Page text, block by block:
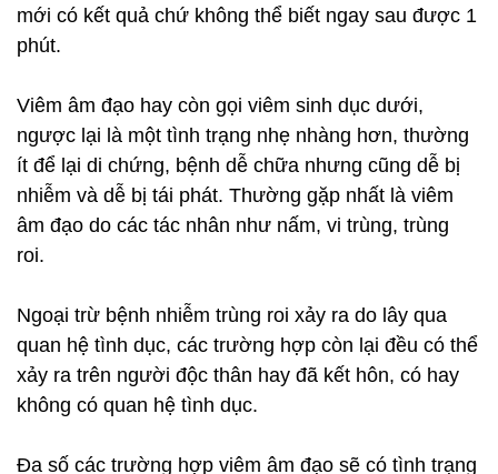
mới có kết quả chứ không thể biết ngay sau được 1
phút.
Viêm âm đạo hay còn gọi viêm sinh dục dưới,
ngược lại là một tình trạng nhẹ nhàng hơn, thường
ít để lại di chứng, bệnh dễ chữa nhưng cũng dễ bị
nhiễm và dễ bị tái phát. Thường gặp nhất là viêm
âm đạo do các tác nhân như nấm, vi trùng, trùng
roi.
Ngoại trừ bệnh nhiễm trùng roi xảy ra do lây qua
quan hệ tình dục, các trường hợp còn lại đều có thể
xảy ra trên người độc thân hay đã kết hôn, có hay
không có quan hệ tình dục.
Đa số các trường hợp viêm âm đạo sẽ có tình trạng